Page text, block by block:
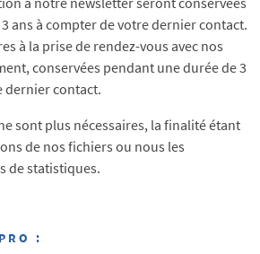
ans à compter de votre dernier contact.
à la prise de rendez-vous avec nos
conservées pendant une durée de 3
dernier contact.
sont plus nécessaires, la finalité étant
de nos fichiers ou nous les
de statistiques.
: